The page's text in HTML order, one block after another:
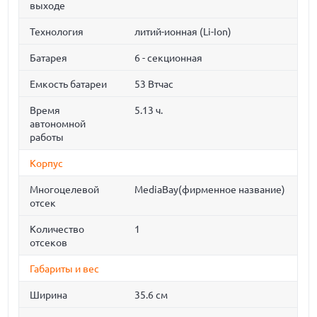
выходе
Технология литий-ионная (Li-Ion)
Батарея 6 - секционная
Емкость батареи 53 Втчас
Время
автономной
работы
5.13 ч.
Корпус
Многоцелевой
отсек
MediaBay(фирменное название)
Количество
отсеков
1
Габариты и вес
Ширина 35.6 см